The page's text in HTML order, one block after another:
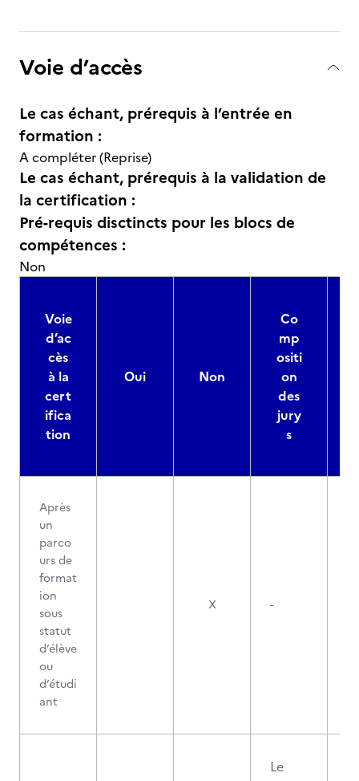
Voie d’accès
Le cas échant, prérequis à l’entrée en
formation :
A compléter (Reprise)
Le cas échant, prérequis à la validation de
la certification :
Pré-requis disctincts pour les blocs de
compétences :
Non
Voie
d’ac
cès
à la
cert
ifica
tion
Oui Non
Co
mp
ositi
on
des
jury
s
Après
un
parco
urs de
format
ion
sous
statut
d’élève
ou
d’étudi
ant
X -
Le